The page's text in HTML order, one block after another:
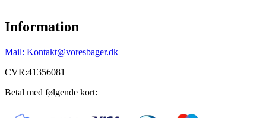
Information
Mail: Kontakt@voresbager.dk
CVR:41356081
Betal med følgende kort: